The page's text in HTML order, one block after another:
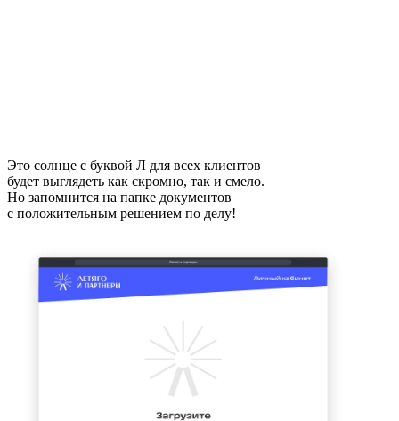
Это солнце с буквой Л для всех клиентов
будет выглядеть как скромно, так и смело.
Но запомнится на папке документов
с положительным решением по делу!